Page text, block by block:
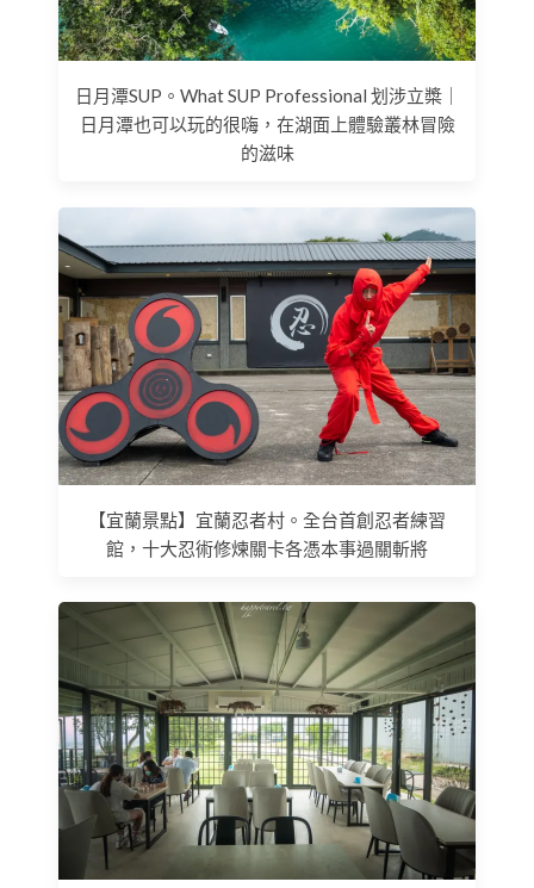
日月潭SUP。What SUP Professional 划涉立槳｜
日月潭也可以玩的很嗨，在湖面上體驗叢林冒險
的滋味
【宜蘭景點】宜蘭忍者村。全台首創忍者練習
館，十大忍術修煉關卡各憑本事過關斬將